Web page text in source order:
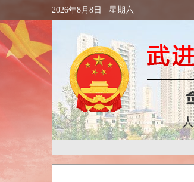
2026年8月8日 星期六